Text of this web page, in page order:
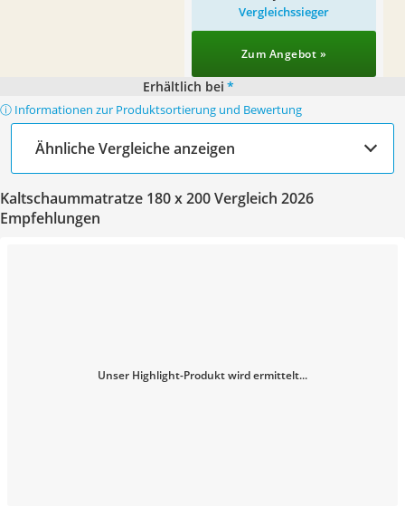
Vergleichssieger
Zum Angebot »
Erhältlich bei *
ⓘ Informationen zur Produktsortierung und Bewertung
Ähnliche Vergleiche anzeigen
Kaltschaummatratze 180 x 200 Vergleich 2026
Empfehlungen
Unser Highlight-Produkt wird ermittelt...